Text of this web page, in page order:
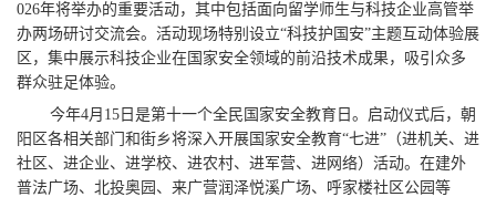
026年将举办的重要活动，其中包括面向留学师生与科技企业高管举
办两场研讨交流会。活动现场特别设立“科技护国安”主题互动体验展
区，集中展示科技企业在国家安全领域的前沿技术成果，吸引众多
群众驻足体验。
今年4月15日是第十一个全民国家安全教育日。启动仪式后，朝
阳区各相关部门和街乡将深入开展国家安全教育“七进”（进机关、进
社区、进企业、进学校、进农村、进军营、进网络）活动。在建外
普法广场、北投奥园、来广营润泽悦溪广场、呼家楼社区公园等